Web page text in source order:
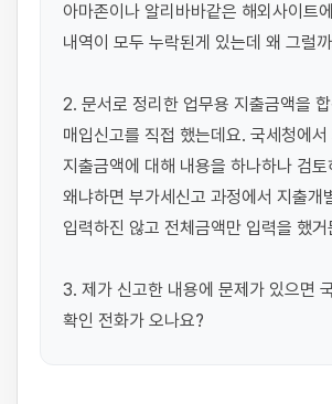
아마존이나 알리바바같은 해외사이트
내역이 모두 누락된게 있는데 왜 그럴
2. 문서로 정리한 업무용 지출금액을
매입신고를 직접 했는데요. 국세청에
지출금액에 대해 내용을 하나하나 검토
왜냐하면 부가세신고 과정에서 지출개
입력하진 않고 전체금액만 입력을 했거
3. 제가 신고한 내용에 문제가 있으면